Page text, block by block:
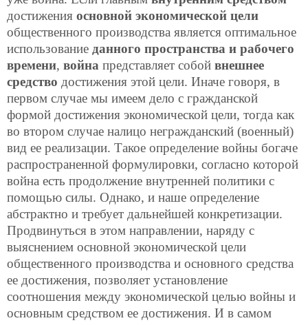
достижения основной экономической цели
общественного производства является оптимальное
использование данного пространства и рабочего
времени, война представляет собой внешнее
средство достижения этой цели. Иначе говоря, в
первом случае мы имеем дело с гражданской
формой достижения экономической цели, тогда как
во втором случае налицо негражданский (военный)
вид ее реализации. Такое определение войны богаче
распространенной формулировки, согласно которой
война есть продолжение внутренней политики с
помощью силы. Однако, и наше определение
абстрактно и требует дальнейшей конкретизации.
Продвинуться в этом направлении, наряду с
выяснением основной экономической цели
общественного производства и основного средства
ее достижения, позволяет установление
соотношения между экономической целью войны и
основным средством ее достижения. И в самом